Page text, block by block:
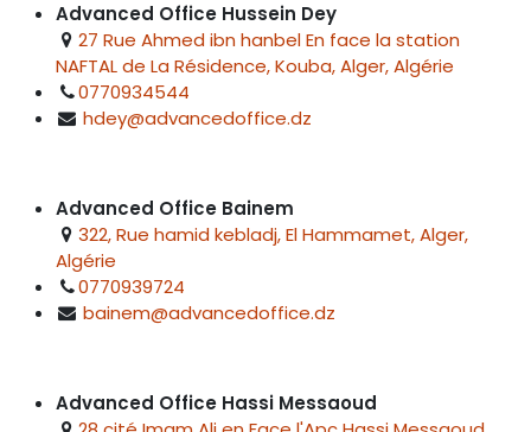
Advanced Office Hussein Dey
27 Rue Ahmed ibn hanbel En face la station
NAFTAL de La Résidence, Kouba, Alger, Algérie
0770934544
hdey@advancedoffice.dz
Advanced Office Bainem
322, Rue hamid kebladj, El Hammamet, Alger,
Algérie
0770939724
bainem@advancedoffice.dz
Advanced Office Hassi Messaoud